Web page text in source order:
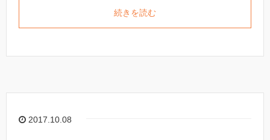
続きを読む
2017.10.08